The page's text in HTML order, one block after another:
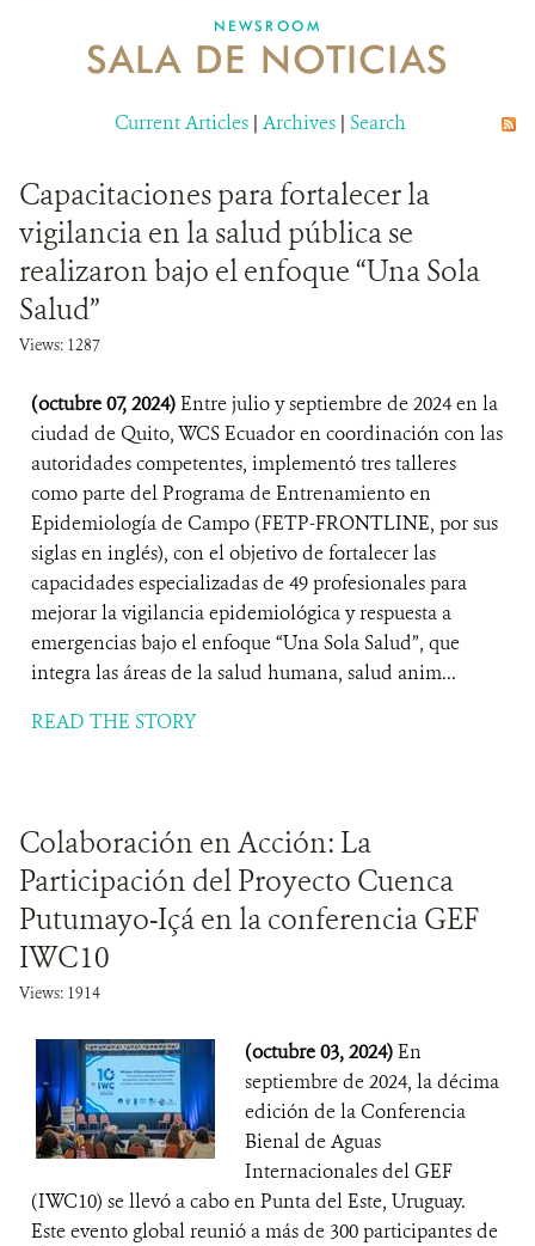
MECANISMO DE ATENCIÓN DE QUEJAS Y RECLAMOS
DONA
NEWSROOM
SALA DE NOTICIAS
Current Articles | Archives | Search
Capacitaciones para fortalecer la
vigilancia en la salud pública se
realizaron bajo el enfoque “Una Sola
Salud”
Views: 1287
(octubre 07, 2024)Entre julio y septiembre de 2024 en la
ciudad de Quito, WCS Ecuador en coordinación con las
autoridades competentes, implementó tres talleres
como parte del Programa de Entrenamiento en
Epidemiología de Campo (FETP-FRONTLINE, por sus
siglas en inglés), con el objetivo de fortalecer las
capacidades especializadas de 49 profesionales para
mejorar la vigilancia epidemiológica y respuesta a
emergencias bajo el enfoque “Una Sola Salud”, que
integra las áreas de la salud humana, salud anim...
READ THE STORY
Colaboración en Acción: La
Participación del Proyecto Cuenca
Putumayo-Içá en la conferencia GEF
IWC10
Views: 1914
(octubre 03, 2024)En
septiembre de 2024, la décima
edición de la Conferencia
Bienal de Aguas
Internacionales del GEF
(IWC10) se llevó a cabo en Punta del Este, Uruguay.
Este evento global reunió a más de 300 participantes de